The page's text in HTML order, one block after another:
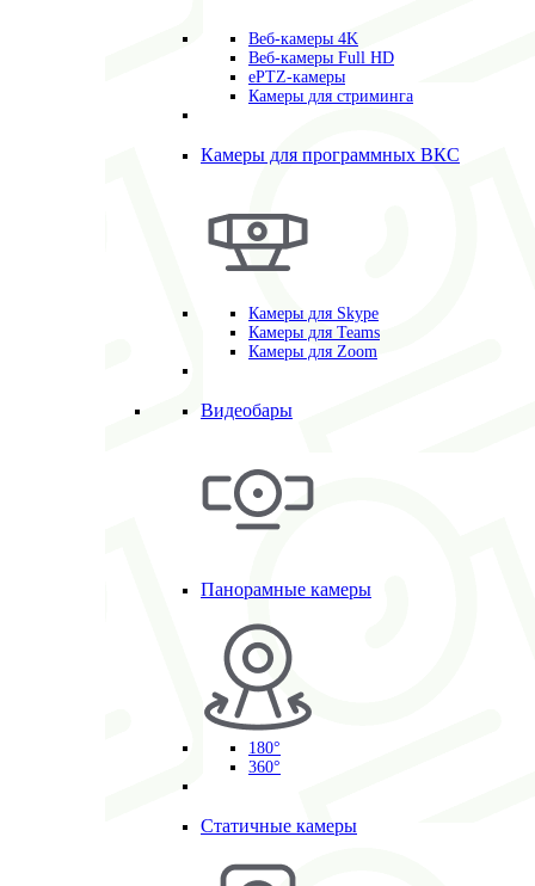
Веб-камеры 4K
Веб-камеры Full HD
ePTZ-камеры
Камеры для стриминга
Камеры для программных ВКС
Камеры для Skype
Камеры для Teams
Камеры для Zoom
Видеобары
Панорамные камеры
180°
360°
Статичные камеры